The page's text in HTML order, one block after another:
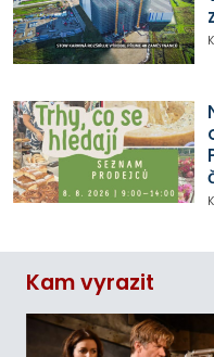
Kam vyrazit